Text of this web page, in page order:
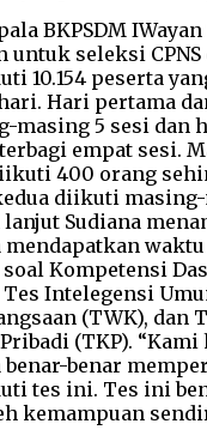
BKPSDM
untuk seleksi CPNS
10.154 peserta
Hari pertama
masing 5 sesi dan
empat sesi.
400 orang
diikuti
Sudiana
soal Kompetensi
Intelegensi
(TWK), dan
(TKP). “Kami
benar-benar
tes ini. Tes ini
kemampuan